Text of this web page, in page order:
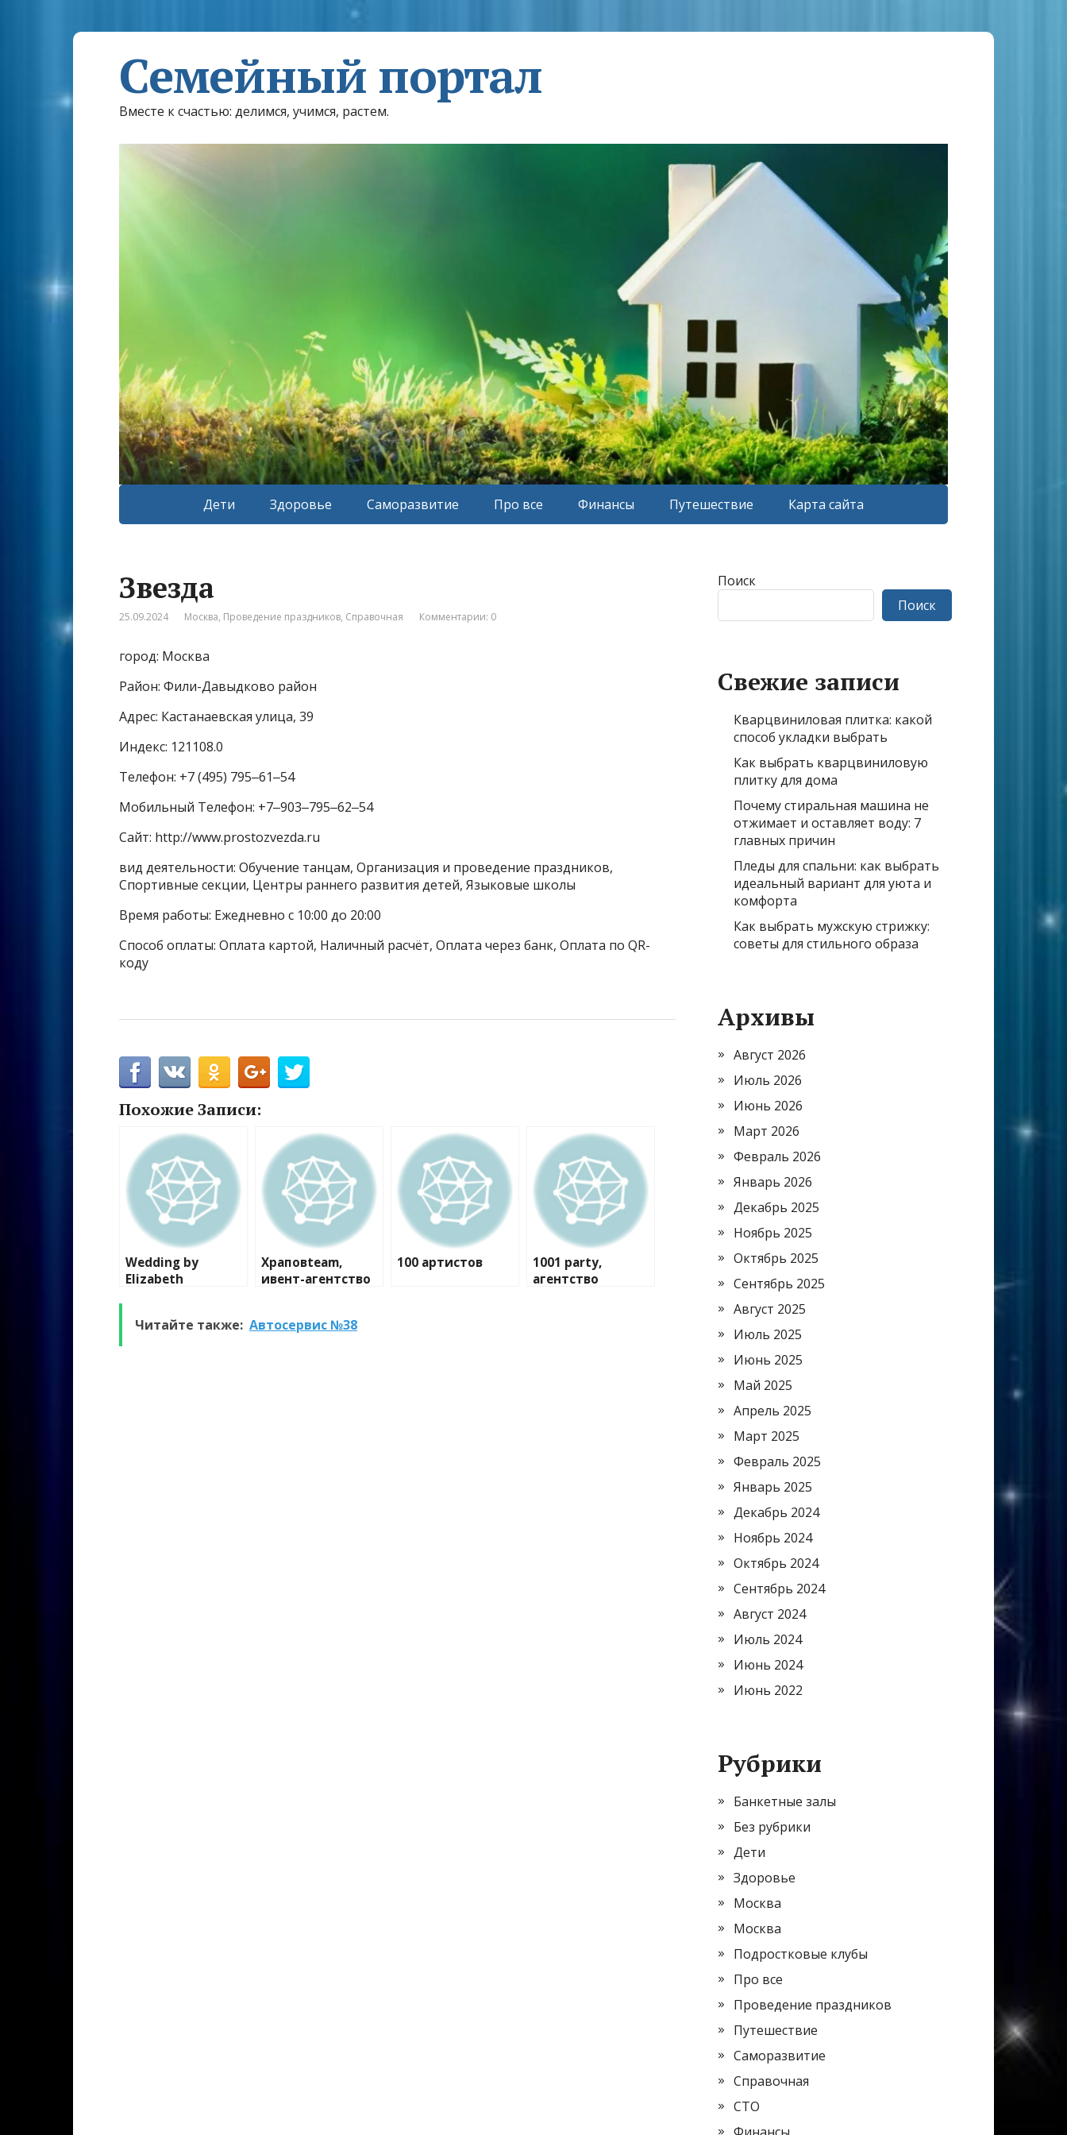
Семейный портал
Вместе к счастью: делимся, учимся, растем.
Дети Здоровье Саморазвитие Про все Финансы Путешествие Карта сайта
Звезда
25.09.2024 Москва, Проведение праздников, Справочная Комментарии: 0
город: Москва
Район: Фили-Давыдково район
Адрес: Кастанаевская улица, 39
Индекс: 121108.0
Телефон: +7 (495) 795‒61‒54
Мобильный Телефон: +7‒903‒795‒62‒54
Сайт: http://www.prostozvezda.ru
вид деятельности: Обучение танцам, Организация и проведение праздников,
Спортивные секции, Центры раннего развития детей, Языковые школы
Время работы: Ежедневно с 10:00 до 20:00
Способ оплаты: Оплата картой, Наличный расчёт, Оплата через банк, Оплата по QR-
коду
Похожие Записи:
Wedding by
Elizabeth
Храповteam,
ивент-агентство
100 артистов
1001 party,
агентство
Читайте также: Автосервис №38
Поиск
Поиск
Свежие записи
Кварцвиниловая плитка: какой
способ укладки выбрать
Как выбрать кварцвиниловую
плитку для дома
Почему стиральная машина не
отжимает и оставляет воду: 7
главных причин
Пледы для спальни: как выбрать
идеальный вариант для уюта и
комфорта
Как выбрать мужскую стрижку:
советы для стильного образа
Архивы
Август 2026
Июль 2026
Июнь 2026
Март 2026
Февраль 2026
Январь 2026
Декабрь 2025
Ноябрь 2025
Октябрь 2025
Сентябрь 2025
Август 2025
Июль 2025
Июнь 2025
Май 2025
Апрель 2025
Март 2025
Февраль 2025
Январь 2025
Декабрь 2024
Ноябрь 2024
Октябрь 2024
Сентябрь 2024
Август 2024
Июль 2024
Июнь 2024
Июнь 2022
Рубрики
Банкетные залы
Без рубрики
Дети
Здоровье
Москва
Москва
Подростковые клубы
Про все
Проведение праздников
Путешествие
Саморазвитие
Справочная
СТО